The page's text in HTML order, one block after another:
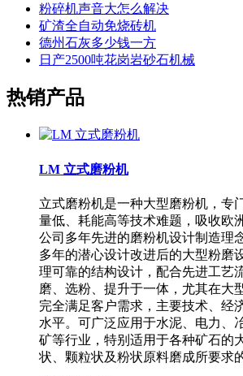
粉碎机声音大怎么解决
矿渣全自动免烧砖机
德州石灰多少钱一方
日产2500吨花岗岩砂石机械
热销产品
LM 立式磨粉机
立式磨粉机是一种大型磨粉机，专
量低、耗能高等技术难题，吸收欧
公司多年先进的磨粉机设计制造理
多年的潜心设计改进后的大型粉磨
理可靠的结构设计，配合先进工艺
磨、选粉、提升于一体，尤其在大
完全满足客户需求，主要技术、经
水平。可广泛应用于水泥、电力、
矿等行业，特别适用于各种矿石的
状、颗粒状及粉状原料磨成所要求